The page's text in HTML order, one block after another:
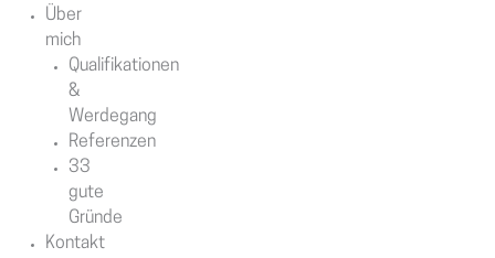
Über
mich
Qualifikationen
&
Werdegang
Referenzen
33
gute
Gründe
Kontakt